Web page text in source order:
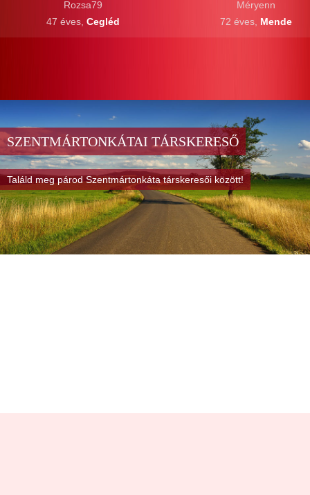
Rozsa79
47 éves, Cegléd
Méryenn
72 éves, Mende
SZENTMÁRTONKÁTAI TÁRSKERESŐ
Találd meg párod Szentmártonkáta társkeresői között!